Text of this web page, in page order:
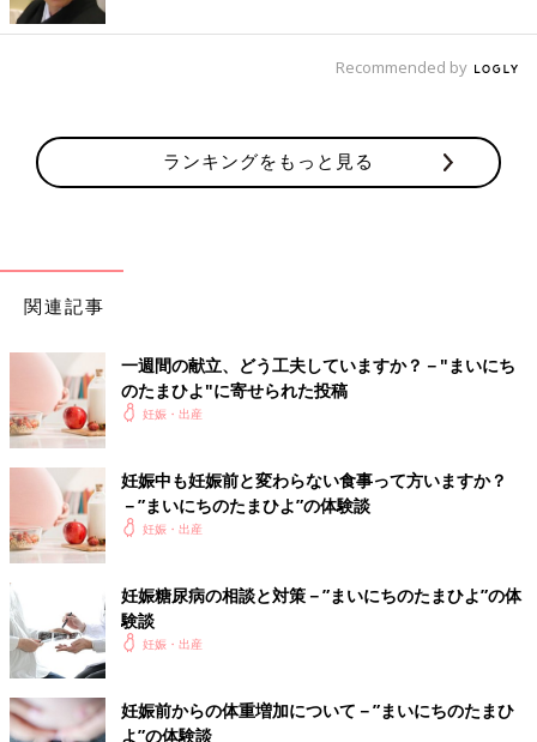
Recommended by
ランキングをもっと見る
関連記事
一週間の献立、どう工夫していますか？－"まいにち
のたまひよ"に寄せられた投稿
妊娠・出産
妊娠中も妊娠前と変わらない食事って方いますか？
－”まいにちのたまひよ”の体験談
妊娠・出産
妊娠糖尿病の相談と対策－”まいにちのたまひよ”の体
験談
妊娠・出産
妊娠前からの体重増加について－”まいにちのたまひ
よ”の体験談